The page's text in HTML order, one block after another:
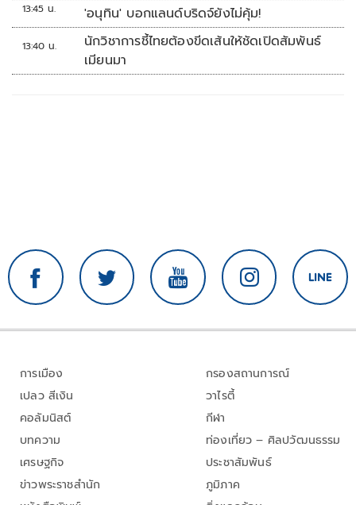
13:45 น. 'อนุทิน' บอกแลนด์บริดจ์ยังไม่คุ้ม!
13:40 น.
นักวิชาการชี้ไทยต้องขีดเส้นให้ชัดเปิดสัมพันธ์
เมียนมา
การเมือง
เปลว สีเงิน
คอลัมนิสต์
บทความ
เศรษฐกิจ
ข่าวพระราชสำนัก
กรองสถานการณ์
วาไรตี้
กีฬา
ท่องเที่ยว – ศิลปวัฒนธรรม
ประชาสัมพันธ์
ภูมิภาค